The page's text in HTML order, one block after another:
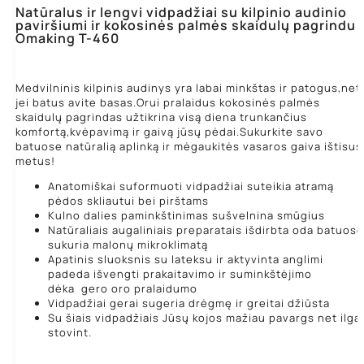
Natūralus ir lengvi vidpadžiai su kilpinio audinio
paviršiumi ir kokosinės palmės skaidulų pagrindu
Omaking T-460
Medvilninis kilpinis audinys yra labai minkštas ir patogus,net
jei batus avite basas.Orui pralaidus kokosinės palmės
skaidulų pagrindas užtikrina visą diena trunkančius
komfortą,kvėpavimą ir gaivą jūsų pėdai.Sukurkite savo
batuose natūralią aplinką ir mėgaukitės vasaros gaiva ištisus
metus!
Anatomiškai suformuoti vidpadžiai suteikia atramą
pėdos skliautui bei pirštams
Kulno dalies paminkštinimas sušvelnina smūgius
Natūraliais augaliniais preparatais išdirbta oda batuose
sukuria malonų mikroklimatą
Apatinis sluoksnis su lateksu ir aktyvinta anglimi
padeda išvengti prakaitavimo ir suminkštėjimo
dėka gero oro pralaidumo
Vidpadžiai gerai sugeria drėgmę ir greitai džiūsta
Su šiais vidpadžiais Jūsų kojos mažiau pavargs net ilgai
stovint.